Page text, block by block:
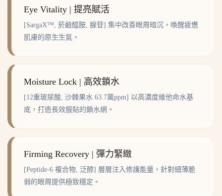
Eye Vitality | 提亮賦活
[SargaX™, 菸鹼醯胺, 腺苷] 集中改善眼周暗沉，喚醒疲憊
肌膚的原生生氣。
Moisture Lock | 高效鎖水
[12重玻尿酸, 沙棘果水 63.7萬ppm] 以高濃度維他命水基
底，打造長效服貼的鎖水網。
Firming Recovery | 彈力緊緻
[Peptide-6 複合物, 泛醇] 層層注入修護能量，針對細薄脆
弱的眼周提供極致穩定。